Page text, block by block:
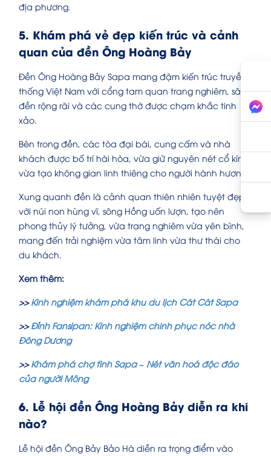
địa phương.
5. Khám phá vẻ đẹp kiến trúc và cảnh
quan của đền Ông Hoàng Bảy
Đền Ông Hoàng Bảy Sapa mang đậm kiến trúc truyền
thống Việt Nam với cổng tam quan trang nghiêm, sân
đền rộng rãi và các cung thờ được chạm khắc tinh
xảo.
Bên trong đền, các tòa đại bái, cung cấm và nhà
khách được bố trí hài hòa, vừa giữ nguyên nét cổ kính
vừa tạo không gian linh thiêng cho người hành hương.
Xung quanh đền là cảnh quan thiên nhiên tuyệt đẹp
với núi non hùng vĩ, sông Hồng uốn lượn, tạo nên
phong thủy lý tưởng, vừa trang nghiêm vừa yên bình,
mang đến trải nghiệm vừa tâm linh vừa thư thái cho
du khách.
Xem thêm:
>>Kinh nghiệm khám phá khu du lịch Cát Cát Sapa
>>Đỉnh Fansipan: Kinh nghiệm chinh phục nóc nhà
Đông Dương
>>Khám phá chợ tình Sapa – Nét văn hoá độc đáo
của người Mông
6. Lễ hội đền Ông Hoàng Bảy diễn ra khi
nào?
Lễ hội đền Ông Bảy Bảo Hà diễn ra trọng điểm vào